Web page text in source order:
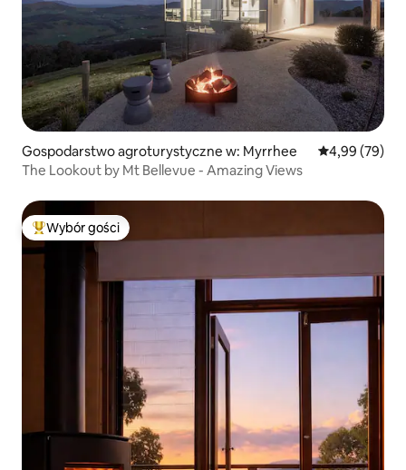
Gospodarstwo agroturystyczne w: Myrrhee Średnia
4,99 (79)
The Lookout by Mt Bellevue - Amazing Views
Najpopularniejsze z kategorii Wybór gości
Wybór gości